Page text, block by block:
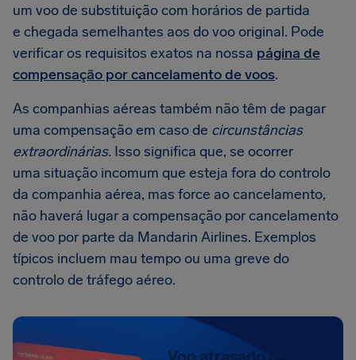
um voo de substituição com horários de partida
e chegada semelhantes aos do voo original. Pode
verificar os requisitos exatos na nossa página de
compensação por cancelamento de voos.
As companhias aéreas também não têm de pagar
uma compensação em caso de circunstâncias
extraordinárias. Isso significa que, se ocorrer
uma situação incomum que esteja fora do controlo
da companhia aérea, mas force ao cancelamento,
não haverá lugar a compensação por cancelamento
de voo por parte da Mandarin Airlines. Exemplos
típicos incluem mau tempo ou uma greve do
controlo de tráfego aéreo.